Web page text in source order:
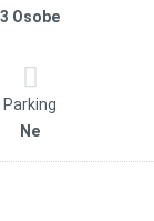
3 Osobe
Parking
Ne